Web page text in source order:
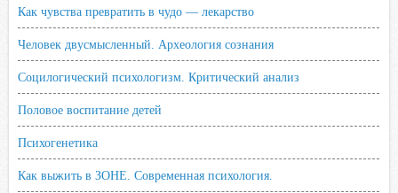
Как чувства превратить в чудо — лекарство
Человек двусмысленный. Археология сознания
Социлогический психологизм. Критический анализ
Половое воспитание детей
Психогенетика
Как выжить в ЗОНЕ. Современная психология.